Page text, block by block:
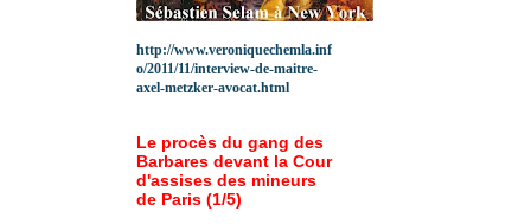
http://www.veroniquechemla.inf
o/2011/11/interview-de-maitre-
axel-metzker-avocat.html
Le procès du gang des
Barbares devant la Cour
d'assises des mineurs
de Paris (1/5)